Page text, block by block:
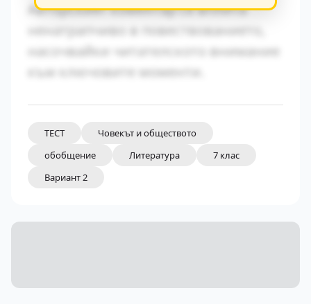
Авторският коментар се вплита
ненатрапчиво в повествованието,
насочвайки читателското внимание
към ключовите моменти.
ТЕСТ
Човекът и обществото
обобщение
Литература
7 клас
Вариант 2